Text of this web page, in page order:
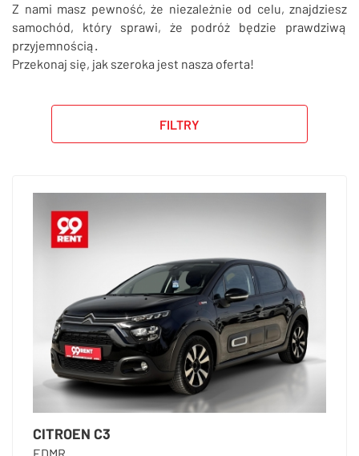
Z nami masz pewność, że niezależnie od celu, znajdziesz
samochód, który sprawi, że podróż będzie prawdziwą
przyjemnością.
Przekonaj się, jak szeroka jest nasza oferta!
FILTRY
CITROEN C3